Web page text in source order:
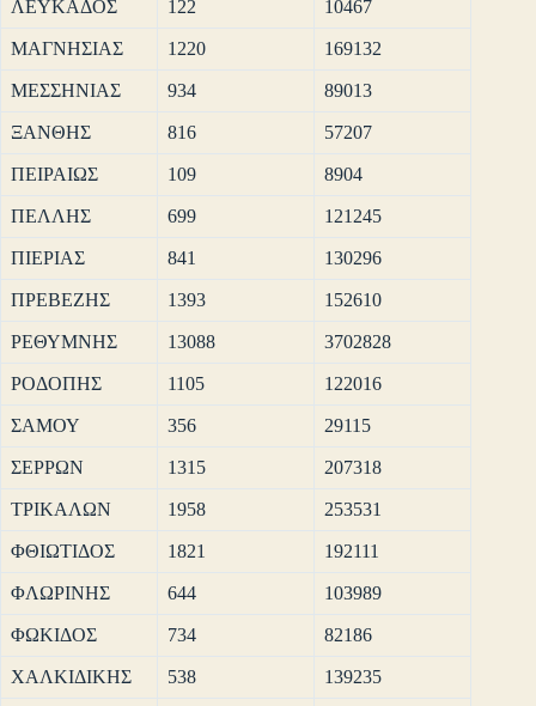
ΛΕΥΚΑΔΟΣ 122 10467
ΜΑΓΝΗΣΙΑΣ 1220 169132
ΜΕΣΣΗΝΙΑΣ 934 89013
ΞΑΝΘΗΣ 816 57207
ΠΕΙΡΑΙΩΣ 109 8904
ΠΕΛΛΗΣ 699 121245
ΠΙΕΡΙΑΣ 841 130296
ΠΡΕΒΕΖΗΣ 1393 152610
ΡΕΘΥΜΝΗΣ 13088 3702828
ΡΟΔΟΠΗΣ 1105 122016
ΣΑΜΟΥ 356 29115
ΣΕΡΡΩΝ 1315 207318
ΤΡΙΚΑΛΩΝ 1958 253531
ΦΘΙΩΤΙΔΟΣ 1821 192111
ΦΛΩΡΙΝΗΣ 644 103989
ΦΩΚΙΔΟΣ 734 82186
ΧΑΛΚΙΔΙΚΗΣ 538 139235